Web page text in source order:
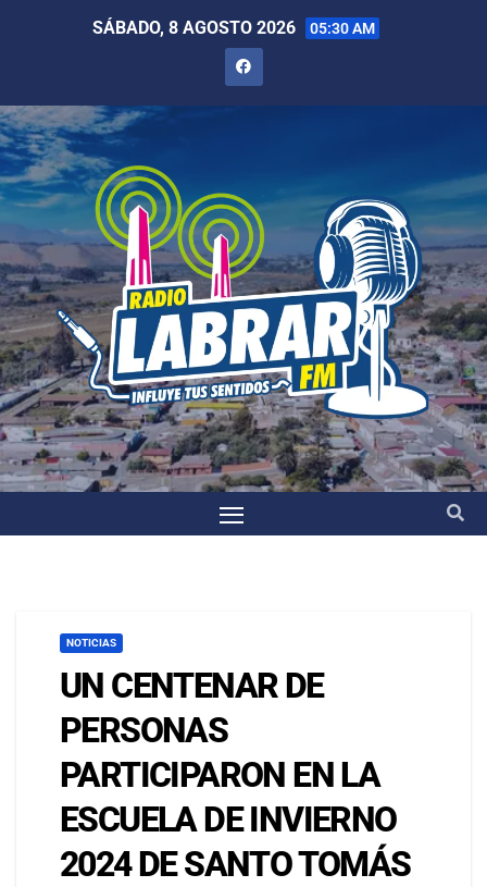
SÁBADO, 8 AGOSTO 2026 05:30 AM
NOTICIAS
UN CENTENAR DE
PERSONAS
PARTICIPARON EN LA
ESCUELA DE INVIERNO
2024 DE SANTO TOMÁS